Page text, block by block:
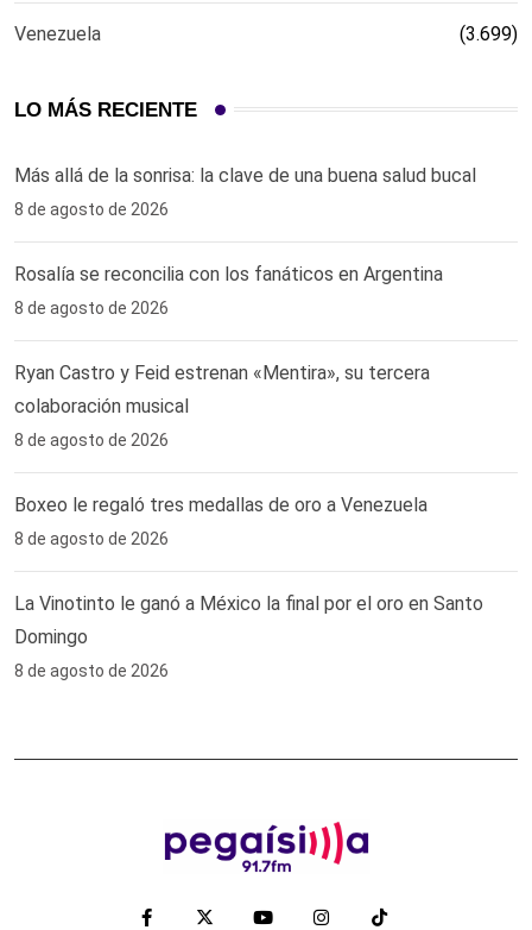
Venezuela (3.699)
LO MÁS RECIENTE
Más allá de la sonrisa: la clave de una buena salud bucal
8 de agosto de 2026
Rosalía se reconcilia con los fanáticos en Argentina
8 de agosto de 2026
Ryan Castro y Feid estrenan «Mentira», su tercera
colaboración musical
8 de agosto de 2026
Boxeo le regaló tres medallas de oro a Venezuela
8 de agosto de 2026
La Vinotinto le ganó a México la final por el oro en Santo
Domingo
8 de agosto de 2026